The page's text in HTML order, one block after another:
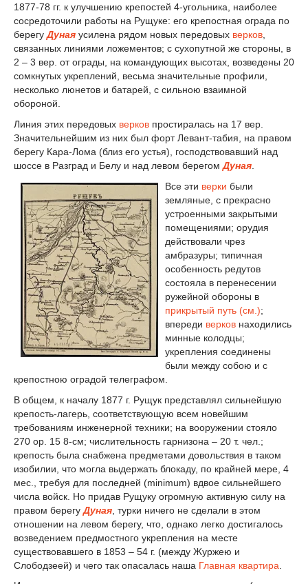
1877-78 гг. к улучшению крепостей 4-угольника, наиболее
сосредоточили работы на Рущуке: его крепостная ограда по
берегуДуная усилена рядом новых передовых верков,
связанных линиями ложементов; с сухопутной же стороны, в
2 – 3 вер. от ограды, на командующих высотах, возведены 20
сомкнутых укреплений, весьма значительные профили,
несколько люнетов и батарей, с сильною взаимной
обороной.
Линия этих передовых верков простиралась на 17 вер.
Значительнейшим из них был форт Левант-табия, на правом
берегу Кара-Лома (близ его устья), господствовавший над
шоссе в Разград и Белу и над левом берегомДуная
Все эти верки были
земляные, с прекрасно
устроенными закрытыми
помещениями; орудия
действовали чрез
амбразуры; типичная
особенность редутов
состояла в перенесении
ружейной обороны в
прикрытый путь (см.);
впереди верков находились
минные колодцы;
укрепления соединены
были между собою и с
крепостною оградой телеграфом.
В общем, к началу 1877 г. Рущук представлял сильнейшую
крепость-лагерь, соответствующую всем новейшим
требованиям инженерной техники; на вооружении стояло
270 ор. 15 8-см; числительность гарнизона – 20 т. чел.;
крепость была снабжена предметами довольствия в таком
изобилии, что могла выдержать блокаду, по крайней мере, 4
мес., требуя для последней (minimum) вдвое сильнейшего
числа войск. Но придав Рущуку огромную активную силу на
правом берегуДуная , турки ничего не сделали в этом
отношении на левом берегу, что, однако легко достигалось
возведением предмостного укрепления на месте
существовавшего в 1853 – 54 г. (между Журжею и
Слободзеей) и чего так опасалась наша Главная квартира